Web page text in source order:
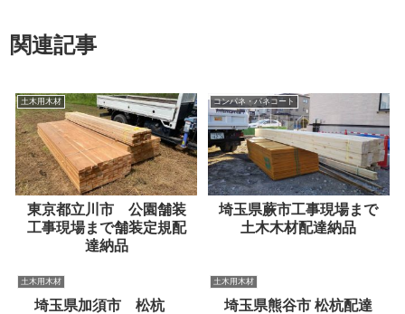
関連記事
土木用木材
東京都立川市 公園舗装
工事現場まで舗装定規配
達納品
コンパネ・パネコート
埼玉県蕨市工事現場まで
土木木材配達納品
土木用木材
埼玉県加須市 松杭
土木用木材
埼玉県熊谷市 松杭配達